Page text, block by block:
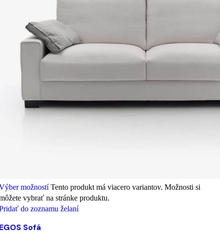
možností Tento produkt má viacero variantov. Možnosti si
vybrať na stránke produktu.
do zoznamu želaní
Sofá